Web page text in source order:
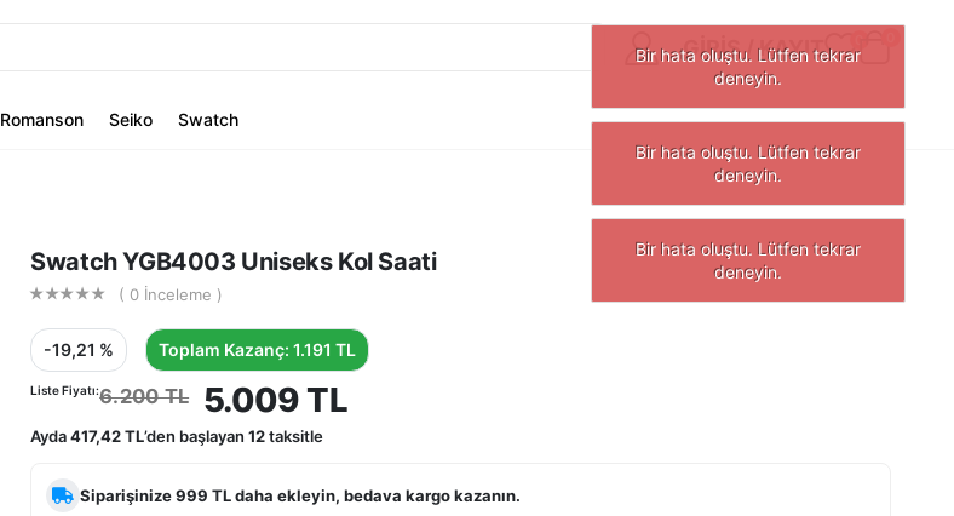
GIRIŞ / KAYIT
Romanson Seiko Swatch
Swatch YGB4003 Uniseks Kol Saati
( 0 İnceleme )
-19,21 % Toplam Kazanç: 1.191 TL
Liste Fiyatı:6.200 TL 5.009 TL
Ayda417,42 TL’den başlayan12taksitle
Siparişinize999 TLdaha ekleyin, bedava kargo kazanın.